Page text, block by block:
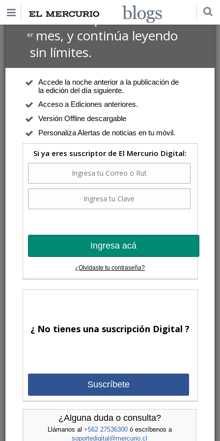
Suscríbete por $1 USD
ermes, y continúa leyendo
sin límites.
Accede la noche anterior a la publicación de
la edición del día siguiente.
Acceso a Ediciones anteriores.
Versión Offline descargable
Personaliza Alertas de noticias en tu móvil.
Si ya eres suscriptor de El Mercurio Digital:
Ingresa acá
¿Olvidaste tu contraseña?
¿ No tienes una suscripción Digital ?
Suscríbete
¿Alguna duda o consulta?
Llámanos al +562 27536300ó escríbenos a
soportedigital@mercurio.cl